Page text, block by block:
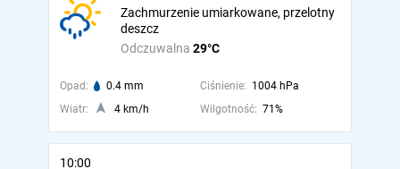
Odczuwalna 29°C
Zachmurzenie umiarkowane, przelotny
deszcz
Opad: 0.4 mm Ciśnienie: 1004 hPa
Wiatr:
4 km/h Wilgotność: 71%
10:00